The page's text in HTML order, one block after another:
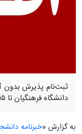
ثبت‌نام پذیرش بدون
دانشگاه فرهنگیان تا ۱۵ خرداد ادامه دارد.
به گزارش «خبرنامه